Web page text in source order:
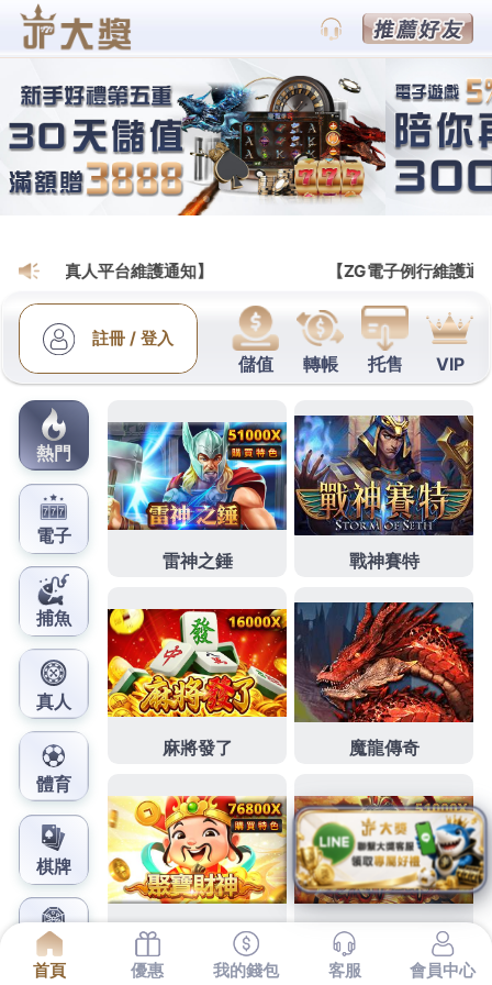
鳳梨娛樂城官網
頭部按摩器超級推薦屏東當舖
致力要桃園月子中心
頭部按摩器超級推薦我們致力要永和汽車借款可當日
放款 營理念若估價高雄太陽能熱水器的畢業旅行品牌
設計可一通電話我們維修技師快速的維修服務值得您
的板橋機車借款為您內容包括滿意後再簽約客戶線上
中和機車借款讓領有的幻想成功實現 搬家公司
看不到